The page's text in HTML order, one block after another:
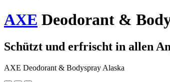
AXE Deodorant &
Schützt und erfrischt in allen
AXE Deodorant & Bodyspray Alaska